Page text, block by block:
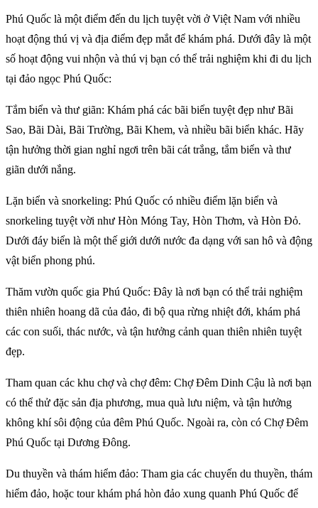
Phú Quốc là một điểm đến du lịch tuyệt vời ở Việt Nam với nhiều
hoạt động thú vị và địa điểm đẹp mắt để khám phá. Dưới đây là một
số hoạt động vui nhộn và thú vị bạn có thể trải nghiệm khi đi du lịch
tại đảo ngọc Phú Quốc:
Tắm biển và thư giãn: Khám phá các bãi biển tuyệt đẹp như Bãi
Sao, Bãi Dài, Bãi Trường, Bãi Khem, và nhiều bãi biển khác. Hãy
tận hưởng thời gian nghỉ ngơi trên bãi cát trắng, tắm biển và thư
giãn dưới nắng.
Lặn biển và snorkeling: Phú Quốc có nhiều điểm lặn biển và
snorkeling tuyệt vời như Hòn Móng Tay, Hòn Thơm, và Hòn Đỏ.
Dưới đáy biển là một thế giới dưới nước đa dạng với san hô và động
vật biển phong phú.
Thăm vườn quốc gia Phú Quốc: Đây là nơi bạn có thể trải nghiệm
thiên nhiên hoang dã của đảo, đi bộ qua rừng nhiệt đới, khám phá
các con suối, thác nước, và tận hưởng cảnh quan thiên nhiên tuyệt
đẹp.
Tham quan các khu chợ và chợ đêm: Chợ Đêm Dinh Cậu là nơi bạn
có thể thử đặc sản địa phương, mua quà lưu niệm, và tận hưởng
không khí sôi động của đêm Phú Quốc. Ngoài ra, còn có Chợ Đêm
Phú Quốc tại Dương Đông.
Du thuyền và thám hiểm đảo: Tham gia các chuyến du thuyền, thám
hiểm đảo, hoặc tour khám phá hòn đảo xung quanh Phú Quốc để